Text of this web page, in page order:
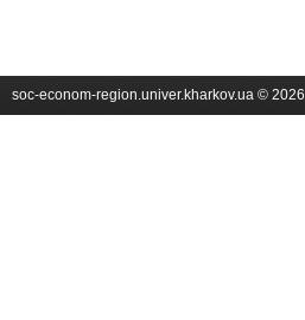
soc-econom-region.univer.kharkov.ua © 2026